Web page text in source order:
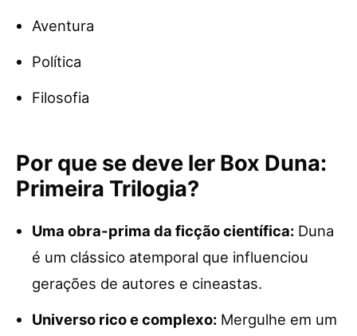
Aventura
Política
Filosofia
Por que se deve ler Box Duna:
Primeira Trilogia?
Uma obra-prima da ficção científica: Duna
é um clássico atemporal que influenciou
gerações de autores e cineastas.
Universo rico e complexo: Mergulhe em um